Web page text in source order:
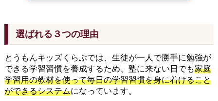
選ばれる３つの理由
とうもんキッズくらぶでは、生徒が一人で勝手に勉強が
できる学習習慣を養成するため、塾に来ない日でも家庭
学習用の教材を使って毎日の学習習慣を身に着けること
ができるシステムになっています。